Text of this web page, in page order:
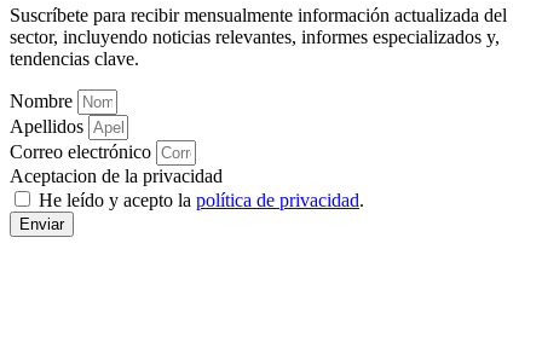
Suscríbete para recibir mensualmente información actualizada del
sector, incluyendo noticias relevantes, informes especializados y,
tendencias clave.
Nombre
Apellidos
Correo electrónico
Aceptacion de la privacidad
He leído y acepto la política de privacidad.
Enviar